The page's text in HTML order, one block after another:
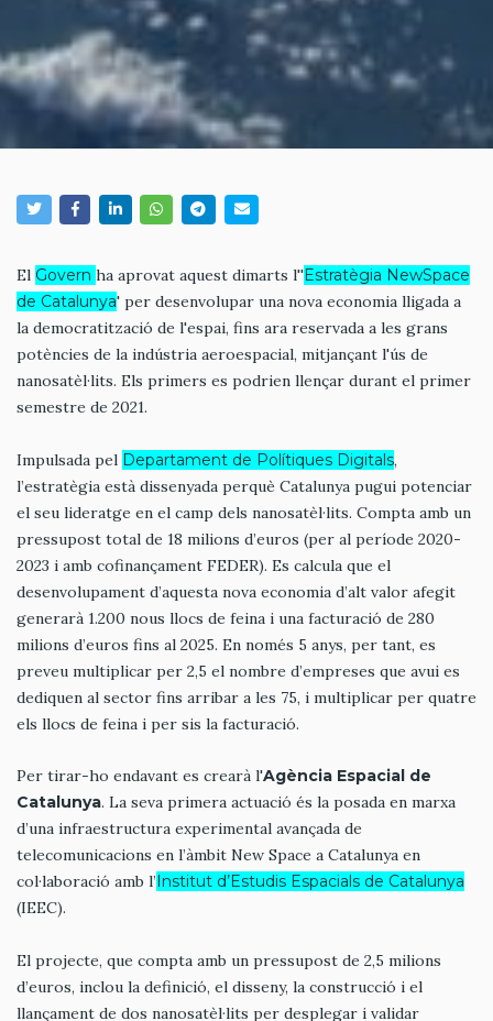
El Govern ha aprovat aquest dimarts l''Estratègia NewSpace
de Catalunya' per desenvolupar una nova economia lligada a
la democratització de l'espai, fins ara reservada a les grans
potències de la indústria aeroespacial, mitjançant l'ús de
nanosatèl·lits. Els primers es podrien llençar durant el primer
semestre de 2021.
Impulsada pel Departament de Polítiques Digitals,
l’estratègia està dissenyada perquè Catalunya pugui potenciar
el seu lideratge en el camp dels nanosatèl·lits. Compta amb un
pressupost total de 18 milions d’euros (per al període 2020-
2023 i amb cofinançament FEDER). Es calcula que el
desenvolupament d’aquesta nova economia d’alt valor afegit
generarà 1.200 nous llocs de feina i una facturació de 280
milions d’euros fins al 2025. En només 5 anys, per tant, es
preveu multiplicar per 2,5 el nombre d’empreses que avui es
dediquen al sector fins arribar a les 75, i multiplicar per quatre
els llocs de feina i per sis la facturació.
Per tirar-ho endavant es crearà l'Agència Espacial de
Catalunya. La seva primera actuació és la posada en marxa
d’una infraestructura experimental avançada de
telecomunicacions en l’àmbit New Space a Catalunya en
col·laboració amb l’ Institut d’Estudis Espacials de Catalunya
(IEEC).
El projecte, que compta amb un pressupost de 2,5 milions
d’euros, inclou la definició, el disseny, la construcció i el
llançament de dos nanosatèl·lits per desplegar i validar